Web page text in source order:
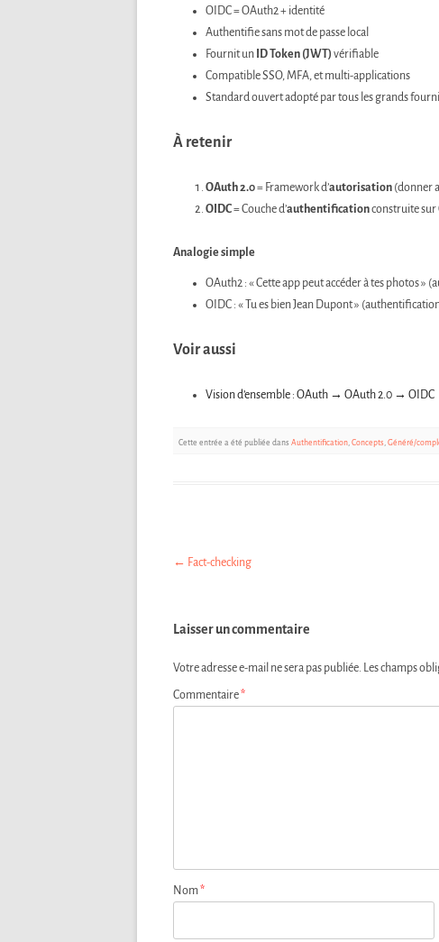
OIDC = OAuth2 + identité
Authentifie sans mot de passe local
Fournit un
ID Token (JWT) vérifiable
Compatible SSO, MFA, et multi-applications
Standard ouvert adopté par tous les grands
À retenir
OAuth 2.0= Framework d’autorisation (donner
OIDC= Couche d’authentificationconstruite sur
Analogie simple
OAuth2 : « Cette app peut accéder à tes photos »
OIDC : « Tu es bien Jean Dupont »
Voir aussi
Vision d’ensemble : OAuth → OAuth 2.0 → OIDC
Cette entrée a été publiée dans Authentification, Concepts, Généré/
Navigation
← Fact-checking
Laisser un commentaire
Votre adresse e-mail ne sera pas publiée. Les champs
Commentaire*
Nom*